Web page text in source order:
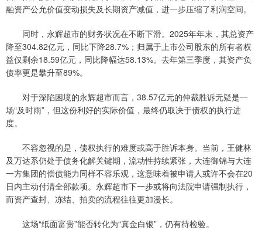
融资产公允价值变动损失及长期资产减值，进一步压缩了利润空间。
同时，永辉超市的财务状况在不断下滑。2025年年末，其总资产
降至304.82亿元，同比下降28.7%；归属于上市公司股东的所有者权
益仅剩余18.59亿元，同比降幅达58.13%。去年第三季度，其资产负
债率更是攀升至89%。
对于深陷困境的永辉超市而言，38.57亿元的仲裁胜诉无疑是一
场“及时雨”，但这份利好的实际价值，最终仍取决于债权的执行进
度。
不容忽视的是，债权执行的难度或高于胜诉本身。当前，王健林
及万达系仍处于债务化解关键期，流动性持续紧张，大连御锦与大连
一方集团的偿债能力同样不容乐观，这意味着被申请人或许不会在20
日内主动付清全部款项。永辉超市下一步或将向法院申请强制执行，
而资产查封、冻结、拍卖的流程往往更加漫长。
这场“纸面富贵”能否转化为“真金白银”，仍有待检验。